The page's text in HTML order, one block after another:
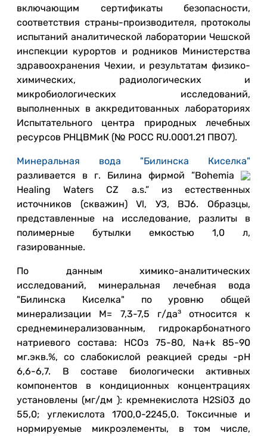
включающим сертификаты безопасности,
соответствия страны-производителя, протоколы
испытаний аналитической лаборатории Чешской
инспекции курортов и родников Министерства
здравоохранения Чехии, и результатам физико-
химических, радиологических и
микробиологических исследований,
выполненных в аккредитованных лабораториях
Испытательного центра природных лечебных
ресурсов РНЦВМиК (№ РОСС RU.0001.21 ПВО7).
Минеральная вода "Билинска Киселка"
разливается в г. Билина фирмой ”Bohemia
Healing Waters CZ a.s.” из естественных
источников (скважин) Vl, УЗ, ВЈ6. Образцы,
представленные на исследование, разлиты в
полимерные бутылки емкостью 1,0 л,
газированные.
По данным химико-аналитических
исследований, минеральная лечебная вода
"Билинска Киселка" по уровню общей
минерализации М= 7,3-7,5 г/даз относится к
среднеминерализованным, гидрокарбонатного
натриевого состава: НСОз 75-80, Na+k 85-90
мг.экв.%, со слабокислой реакцией среды -рН
6,6-6,7. В составе биологически активных
компонентов в кондиционных концентрациях
установлены (мг/дм ): кремнекислота H2Si03 до
55,0; углекислота 1700,0-2245,0. Токсичные и
нормируемые микроэлементы, в том числе,